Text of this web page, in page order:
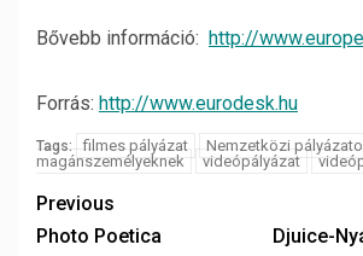
Bővebb információ: http://
Forrás: http://www.eurodesk.hu
Tags: filmes pályázat Nemzetközi
magánszemélyeknek
videópályázat
Previous
Photo Poetica
Djuice-